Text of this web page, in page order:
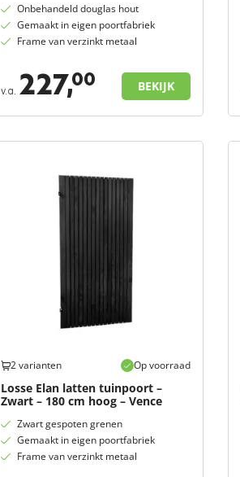
Onbehandeld douglas hout
Gemaakt in eigen poortfabriek
Frame van verzinkt metaal
v.a. 227,00 BEKIJK
2 varianten Op voorraad
Losse Elan latten tuinpoort –
Zwart – 180 cm hoog – Vence
Zwart gespoten grenen
Gemaakt in eigen poortfabriek
Frame van verzinkt metaal